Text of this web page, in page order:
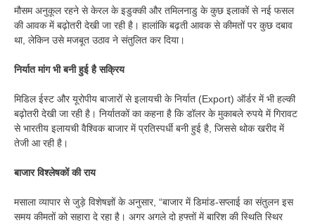
मौसम अनुकूल रहने से केरल के इडुक्की और तमिलनाडु के कुछ इलाकों से नई फसल
की आवक में बढ़ोतरी देखी जा रही है। हालांकि बढ़ती आवक से कीमतों पर कुछ दबाव
था, लेकिन उसे मजबूत उठाव ने संतुलित कर दिया।
निर्यात मांग भी बनी हुई है सक्रिय
मिडिल ईस्ट और यूरोपीय बाजारों से इलायची के निर्यात (Export) ऑर्डर में भी हल्की
बढ़ोतरी देखी जा रही है। निर्यातकों का कहना है कि डॉलर के मुकाबले रुपये में गिरावट
से भारतीय इलायची वैश्विक बाजार में प्रतिस्पर्धी बनी हुई है, जिससे थोक खरीद में
तेजी आ रही है।
बाजार विश्लेषकों की राय
मसाला व्यापार से जुड़े विशेषज्ञों के अनुसार, “बाजार में डिमांड-सप्लाई का संतुलन इस
समय कीमतों को सहारा दे रहा है। अगर अगले दो हफ्तों में बारिश की स्थिति स्थिर